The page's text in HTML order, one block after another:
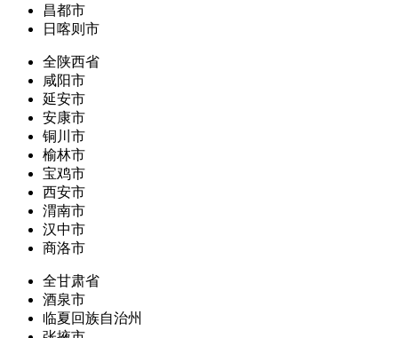
昌都市
日喀则市
全陕西省
咸阳市
延安市
安康市
铜川市
榆林市
宝鸡市
西安市
渭南市
汉中市
商洛市
全甘肃省
酒泉市
临夏回族自治州